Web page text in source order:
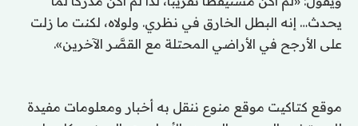
يحدث… إنه البطل الخارق في نظري. ولولاه، لكنت ما زلت
على الأرجح في الأراضي المحتلة مع القصَّر الآخرين».
موقع كتاكيت موقع منوع ننقل به أخبار ومعلومات مفيدة